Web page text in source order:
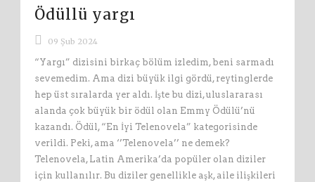
Ödüllü yargı
09 Şub 2024
“Yargı” dizisini birkaç bölüm izledim, beni sarmadı
sevemedim. Ama dizi büyük ilgi gördü, reytinglerde
hep üst sıralarda yer aldı. İşte bu dizi, uluslararası
alanda çok büyük bir ödül olan Emmy Ödülü’nü
kazandı. Ödül, “En İyi Telenovela” kategorisinde
verildi. Peki, ama ‘’Telenovela’’ ne demek?
Telenovela, Latin Amerika’da popüler olan diziler
için kullanılır. Bu diziler genellikle aşk, aile ilişkileri